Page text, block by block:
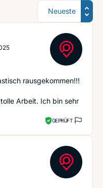
Sortierung
rausgekommen!!!
Arbeit. Ich bin sehr
GEPRÜFT